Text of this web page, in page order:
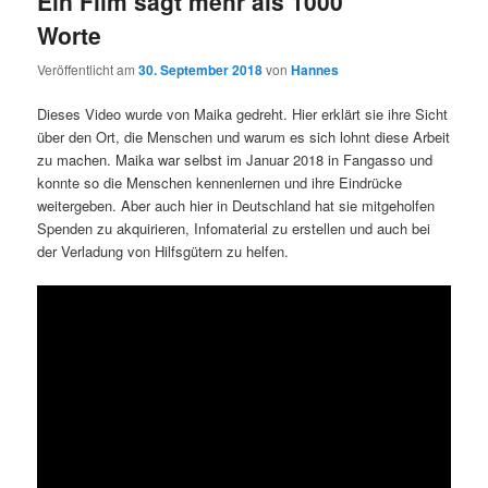
Worte
Veröffentlicht am30. September 2018vonHannes
Dieses Video wurde von Maika gedreht. Hier erklärt sie ihre Sicht
über den Ort, die Menschen und warum es sich lohnt diese Arbeit
zu machen. Maika war selbst im Januar 2018 in Fangasso und
konnte so die Menschen kennenlernen und ihre Eindrücke
weitergeben. Aber auch hier in Deutschland hat sie mitgeholfen
Spenden zu akquirieren, Infomaterial zu erstellen und auch bei
der Verladung von Hilfsgütern zu helfen.